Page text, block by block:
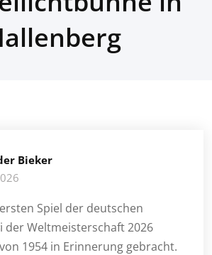
Bieker
Spiel der deutschen
der Weltmeisterschaft 2026
1954 in Erinnerung gebracht.